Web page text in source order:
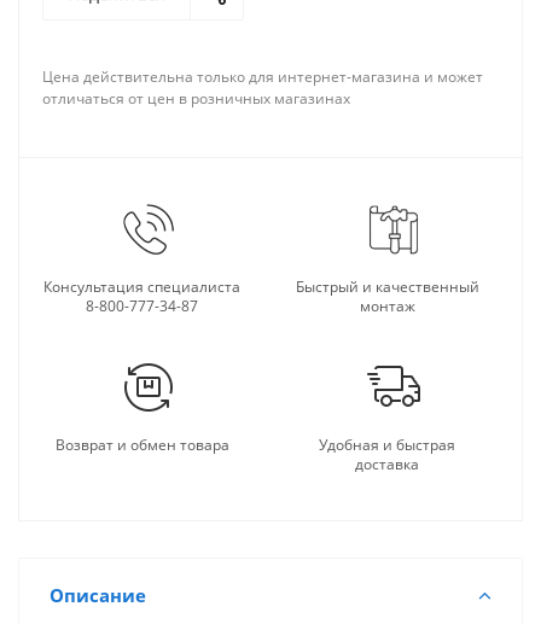
Цена действительна только для интернет-магазина и может
отличаться от цен в розничных магазинах
Консультация специалиста
8-800-777-34-87
Быстрый и качественный
монтаж
Возврат и обмен товара
Удобная и быстрая
доставка
Описание